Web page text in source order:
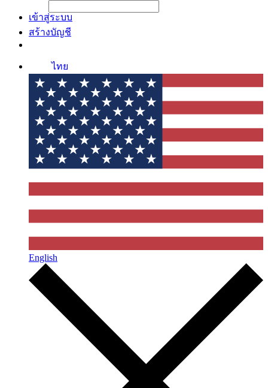
เข้าสู่ระบบ
สร้างบัญชี
ไทย
English